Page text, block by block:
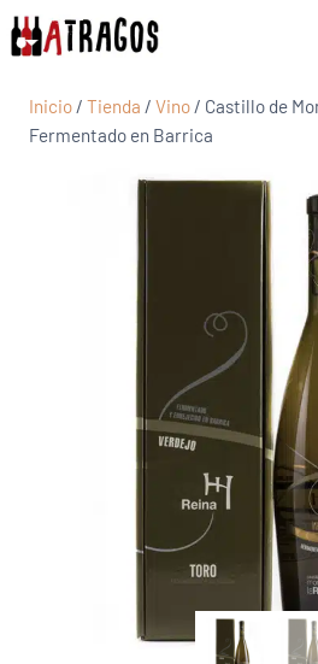
Inicio / Tienda / Vino / Castillo de
Fermentado en Barrica